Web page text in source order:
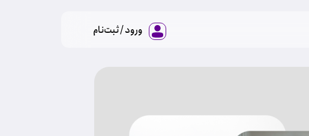
ورود / ثبت‌نام